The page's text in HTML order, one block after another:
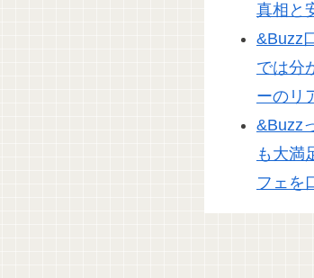
真相と
&Buzz
では分
ーのリ
&Buzz
も大満
フェを